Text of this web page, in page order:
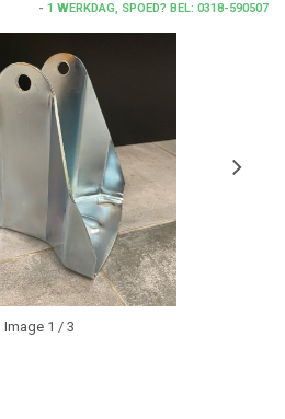
- 1 WERKDAG, SPOED? BEL: 0318-590507
Image 1 / 3